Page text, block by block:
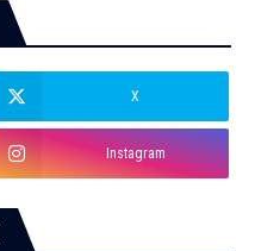
X
Instagram